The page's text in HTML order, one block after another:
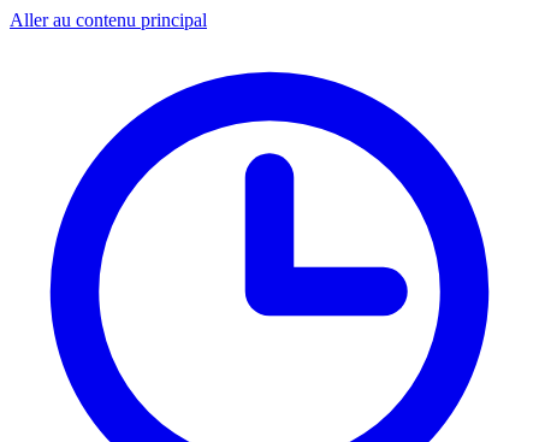
Aller au contenu principal